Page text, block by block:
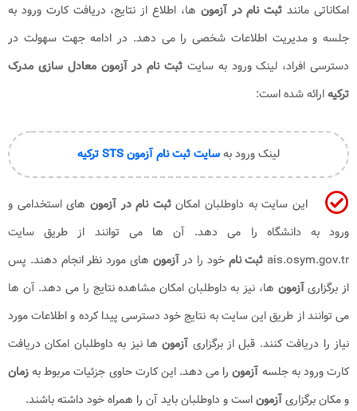
امکاناتی مانندثبت نام در آزمون ها، اطلاع از نتایج، دریافت کارت ورود به
جلسه و مدیریت اطلاعات شخصی را می دهد. در ادامه جهت سهولت در
دسترسی افراد، لینک ورود به سایت ثبت نام در آزمون معادل سازی مدرک
ترکیهارائه شده است:
لینک ورود بهسایت ثبت نام آزمون STS ترکیه
این سایت به داوطلبان امکانثبت نام در آزمون های استخدامی و
ورود به دانشگاه را می دهد. آن ها می توانند از طریق سایت
ais.osym.gov.tr ثبت نام خود را درآزمون های مورد نظر انجام دهند. پس
از برگزاریآزمون ها، نیز به داوطلبان امکان مشاهده نتایج را می دهد. آن ها
می توانند از طریق این سایت به نتایج خود دسترسی پیدا کرده و اطلاعات مورد
نیاز را دریافت کنند. قبل از برگزاری آزمونها نیز به داوطلبان امکان دریافت
کارت ورود به جلسه آزمونرا می دهد. این کارت حاوی جزئیات مربوط بهزمان
و مکان برگزاریآزموناست و داوطلبان باید آن را همراه خود داشته باشند.